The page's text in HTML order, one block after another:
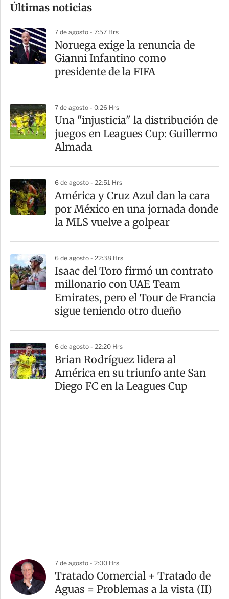
m
a
r
t
Últimas noticias
7 de agosto - 7:57 Hrs
Noruega exige la renuncia de
Gianni Infantino como
presidente de la FIFA
7 de agosto - 0:26 Hrs
Una "injusticia" la distribución de
juegos en Leagues Cup: Guillermo
Almada
6 de agosto - 22:51 Hrs
América y Cruz Azul dan la cara
por México en una jornada donde
la MLS vuelve a golpear
6 de agosto - 22:38 Hrs
Isaac del Toro firmó un contrato
millonario con UAE Team
Emirates, pero el Tour de Francia
sigue teniendo otro dueño
6 de agosto - 22:20 Hrs
Brian Rodríguez lidera al
América en su triunfo ante San
Diego FC en la Leagues Cup
7 de agosto - 2:00 Hrs
Tratado Comercial + Tratado de
Aguas = Problemas a la vista (II)